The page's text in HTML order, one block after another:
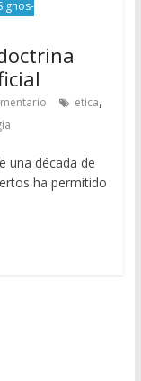
etica,
una década de
ha permitido